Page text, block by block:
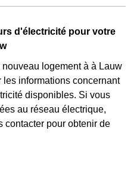
facture d'électricité en
en à Lauw. Ce tarif
aux Lauwois éligibles. 💡🏠
qui l'avaient choisie
tarifs : pendant 22 jours,
par quatre, tandis que
prix est réduit de 20% par
⚡💸
d'électricité pour votre
logement à à Lauw
informations concernant
disponibles. Si vous
au réseau électrique,
contacter pour obtenir de